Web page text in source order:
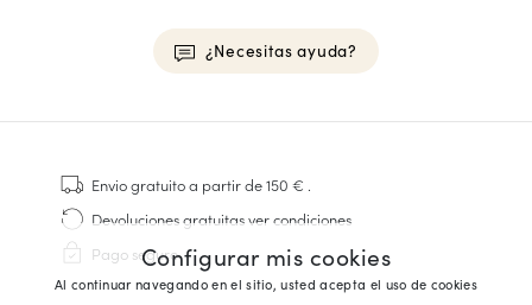
Configurar mis cookies
Al continuar navegando en el sitio, usted acepta el uso de cookies
¿Necesitas ayuda?
Zapatillas
Cosido Goodyear
Derbies y Richelieu
Zapatos Richelieu Hombre
Mocasines
Envio gratuitoa partir de 150 € .
Devoluciones gratuitasver condiciones
Pago seguro